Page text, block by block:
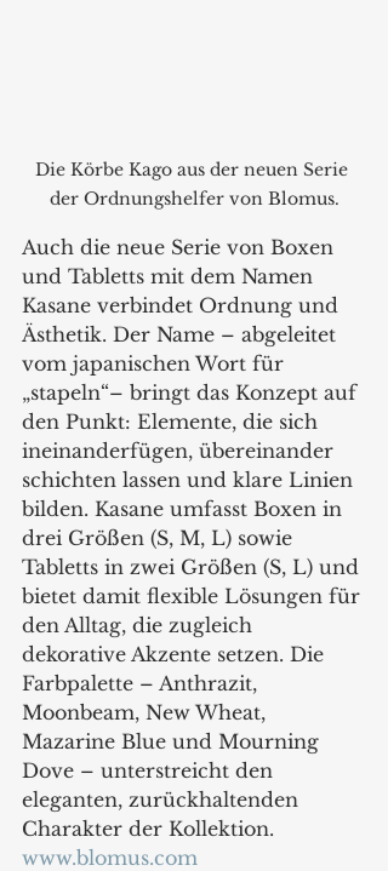
Die Körbe Kago aus der neuen Serie
der Ordnungshelfer von Blomus.
Auch die neue Serie von Boxen
und Tabletts mit dem Namen
Kasane verbindet Ordnung und
Ästhetik. Der Name – abgeleitet
vom japanischen Wort für
„stapeln“– bringt das Konzept auf
den Punkt: Elemente, die sich
ineinanderfügen, übereinander
schichten lassen und klare Linien
bilden. Kasane umfasst Boxen in
drei Größen (S, M, L) sowie
Tabletts in zwei Größen (S, L) und
bietet damit flexible Lösungen für
den Alltag, die zugleich
dekorative Akzente setzen. Die
Farbpalette – Anthrazit,
Moonbeam, New Wheat,
Mazarine Blue und Mourning
Dove – unterstreicht den
eleganten, zurückhaltenden
Charakter der Kollektion.
www.blomus.com